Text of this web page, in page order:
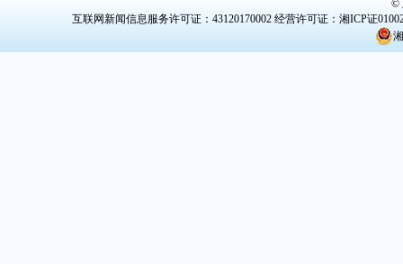
©
互联网新闻信息服务许可证：43120170002经营许可证：湘ICP证